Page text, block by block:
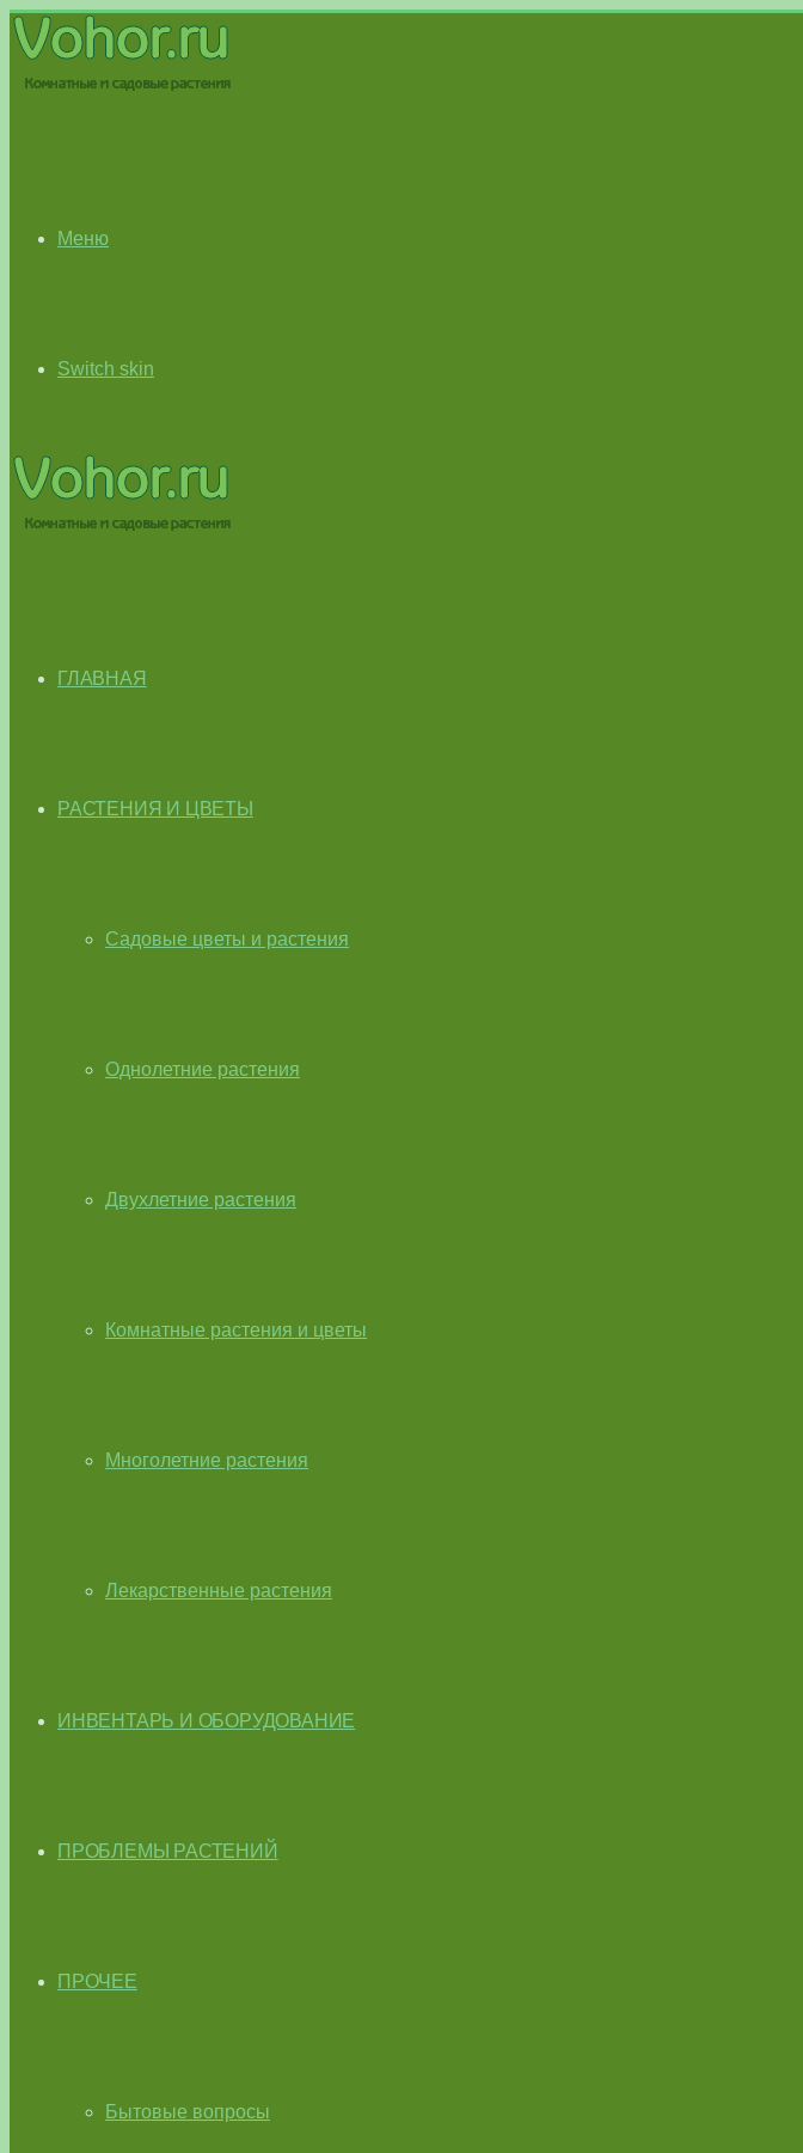
Меню
Switch skin
ГЛАВНАЯ
РАСТЕНИЯ И ЦВЕТЫ
Садовые цветы и растения
Однолетние растения
Двухлетние растения
Комнатные растения и цветы
Многолетние растения
Лекарственные растения
ИНВЕНТАРЬ И ОБОРУДОВАНИЕ
ПРОБЛЕМЫ РАСТЕНИЙ
ПРОЧЕЕ
Бытовые вопросы